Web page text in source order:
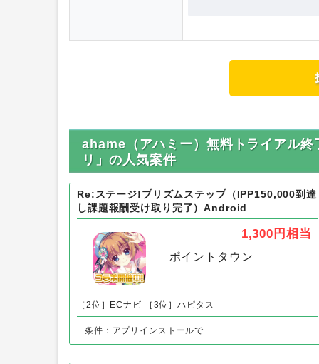
ahame（アハミー）無料トライアル
リ」の人気案件
Re:ステージ!プリズムステップ（IPP150,000到達
し課題報酬受け取り完了）Android
1,300円 相当
ポイントタウン
［2位］ECナビ ［3位］ハピタス
条件：アプリインストールで